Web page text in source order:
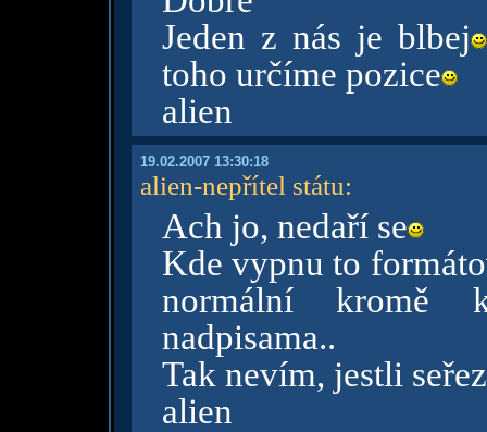
Jeden z nás je blbej
toho určíme pozice
alien
19.02.2007 13:30:18
alien-nepřítel státu:
Ach jo, nedaří se
Kde vypnu to
normální kromě
nadpisama..
Tak nevím, jestli
alien